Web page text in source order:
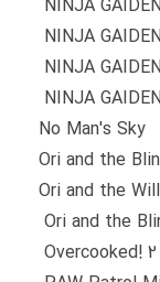
NINJA
NINJA
NINJA
No Man's Sky
Ori and the
Ori and the
Ori and the
Overcooked! 2